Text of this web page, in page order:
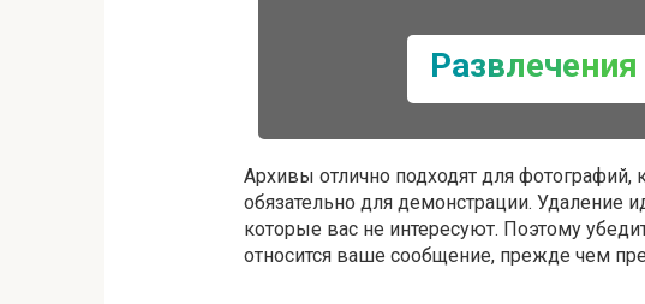
Развлечения
Архивы отлично подходят для фотографий,
обязательно для демонстрации. Удаление
которые вас не интересуют. Поэтому
относится ваше сообщение, прежде чем